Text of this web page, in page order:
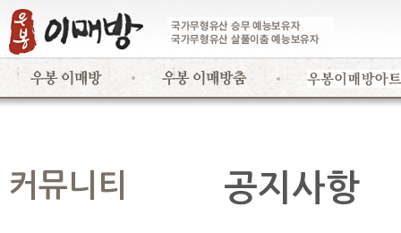
커뮤니티 공지사항